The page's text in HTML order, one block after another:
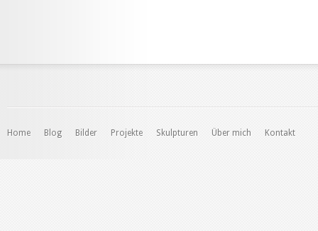
Home Blog Bilder Projekte Skulpturen Über mich Kontakt